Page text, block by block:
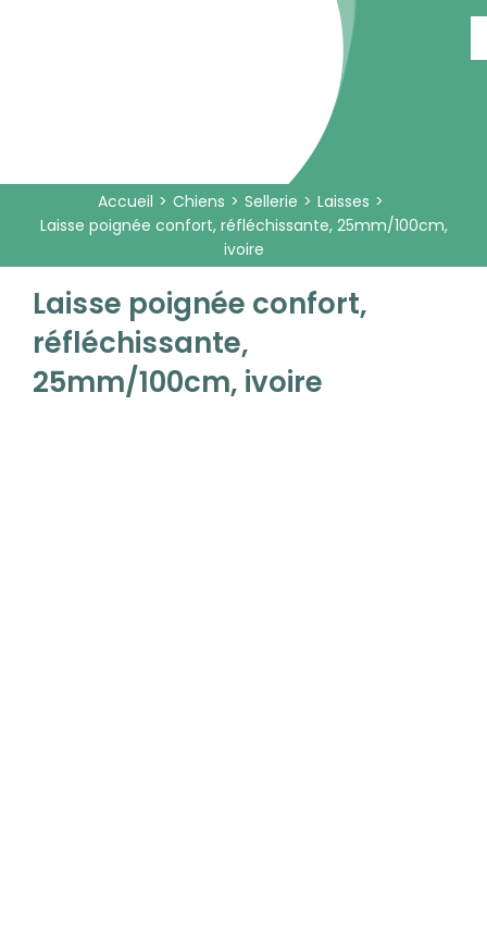
Accueil Chiens Sellerie
Laisses
Laisse poignée confort, réfléchissante, 25mm/100cm,
ivoire
Laisse poignée confort,
réfléchissante,
25mm/100cm, ivoire